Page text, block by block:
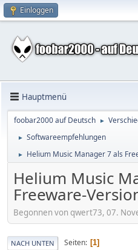
Einloggen
Hauptmenü
foobar2000 auf Deutsch ►
► Softwareempfehlungen
► Helium Music Manager 7 als
Helium Music
Freeware-
Begonnen von qwert73, 07.
NACH UNTEN Seiten 1